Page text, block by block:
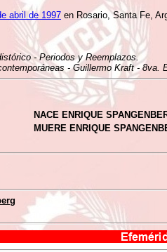
abril de 1997 en Rosario, Santa Fe,
- Periodos y Reemplazos.
- Guillermo Kraft - 8va.
NACE ENRIQUE
MUERE ENRIQUE